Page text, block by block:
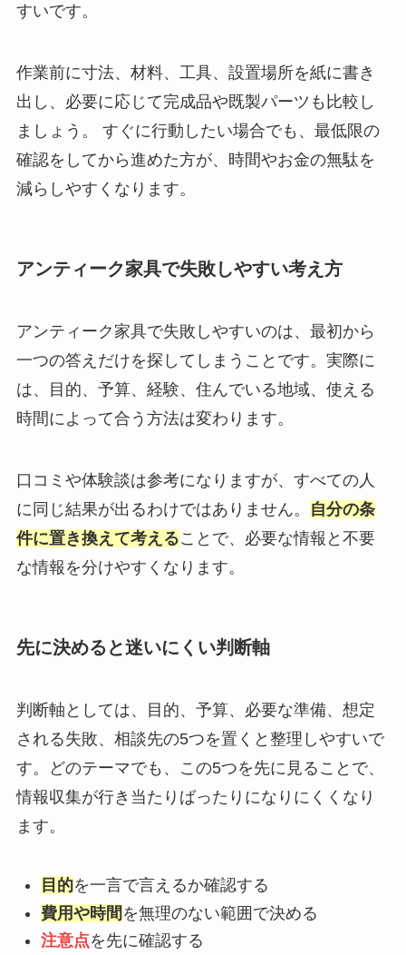
すいです。
作業前に寸法、材料、工具、設置場所を紙に書き
出し、必要に応じて完成品や既製パーツも比較し
ましょう。 すぐに行動したい場合でも、最低限の
確認をしてから進めた方が、時間やお金の無駄を
減らしやすくなります。
アンティーク家具で失敗しやすい考え方
アンティーク家具で失敗しやすいのは、最初から
一つの答えだけを探してしまうことです。実際に
は、目的、予算、経験、住んでいる地域、使える
時間によって合う方法は変わります。
口コミや体験談は参考になりますが、すべての人
に同じ結果が出るわけではありません。
自分の条
件に置き換えて考えることで、必要な情報と不要
な情報を分けやすくなります。
先に決めると迷いにくい判断軸
判断軸としては、目的、予算、必要な準備、想定
される失敗、相談先の5つを置くと整理しやすいで
す。どのテーマでも、この5つを先に見ることで、
情報収集が行き当たりばったりになりにくくなり
ます。
目的を一言で言えるか確認する
費用や時間 を無理のない範囲で決める
注意点を先に確認する